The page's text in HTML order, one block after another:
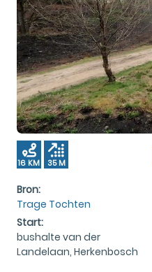
16 KM 35 M
Bron:
Trage Tochten
Start:
bushalte van der
Landelaan, Herkenbosch